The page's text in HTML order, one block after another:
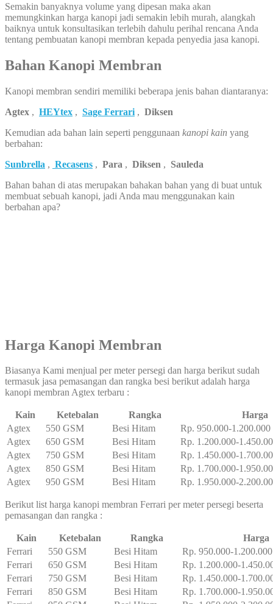
Semakin banyaknya volume yang dipesan maka akan
memungkinkan harga kanopi jadi semakin lebih murah, alangkah
baiknya untuk konsultasikan terlebih dahulu perihal rencana Anda
tentang pembuatan kanopi membran kepada penyedia jasa kanopi.
Bahan Kanopi Membran
Kanopi membran sendiri memiliki beberapa jenis bahan diantaranya:
Agtex , HEYtex , Sage Ferrari , Diksen
Kemudian ada bahan lain seperti penggunaan kanopi kain yang
berbahan:
Sunbrella , Recasens , Para , Diksen , Sauleda
Bahan bahan di atas merupakan bahakan bahan yang di buat untuk
membuat sebuah kanopi, jadi Anda mau menggunakan kain
berbahan apa?
Harga Kanopi Membran
Biasanya Kami menjual per meter persegi dan harga berikut sudah
termasuk jasa pemasangan dan rangka besi berikut adalah harga
kanopi membran Agtex terbaru :
Kain Ketebalan Rangka
Harga
Agtex
550 GSM Besi Hitam
Rp. 950.000-1.200.000
Agtex
650 GSM Besi Hitam
Rp. 1.200.000-
Agtex
750 GSM Besi Hitam
Rp. 1.450.000-
Agtex
850 GSM Besi Hitam
Rp. 1.700.000-
Agtex
950 GSM Besi Hitam Rp. 1.950.000-
Berikut list harga kanopi membran Ferrari per meter persegi beserta
pemasangan dan rangka :
Kain Ketebalan Rangka
Harga
Ferrari
550 GSM Besi Hitam
Rp. 950.000-1.200.000
Ferrari
650 GSM Besi Hitam
Rp. 1.200.000-
Ferrari
750 GSM Besi Hitam
Rp. 1.450.000-
Ferrari
850 GSM Besi Hitam
Rp. 1.700.000-